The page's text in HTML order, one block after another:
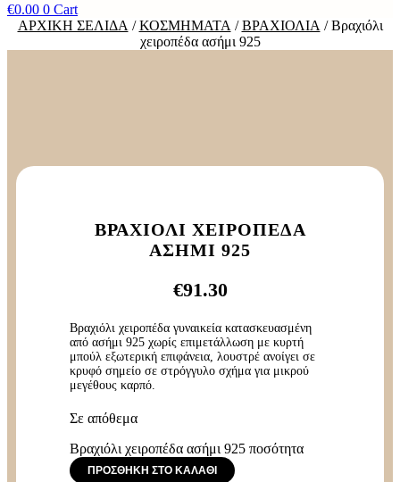
€0.00 0 Cart
ΑΡΧΙΚΉ ΣΕΛΊΔΑ /ΚΟΣΜΉΜΑΤΑ /ΒΡΑΧΙΌΛΙΑ / Βραχιόλι
χειροπέδα ασήμι 925
ΒΡΑΧΙΌΛΙ ΧΕΙΡΟΠΈΔΑ
ΑΣΉΜΙ 925
€91.30
Βραχιόλι χειροπέδα γυναικεία κατασκευασμένη
από ασήμι 925 χωρίς επιμετάλλωση με κυρτή
μπούλ εξωτερική επιφάνεια, λουστρέ ανοίγει σε
κρυφό σημείο σε στρόγγυλο σχήμα για μικρού
μεγέθους καρπό.
Σε απόθεμα
Βραχιόλι χειροπέδα ασήμι 925 ποσότητα
ΠΡΟΣΘΉΚΗ ΣΤΟ ΚΑΛΆΘΙ